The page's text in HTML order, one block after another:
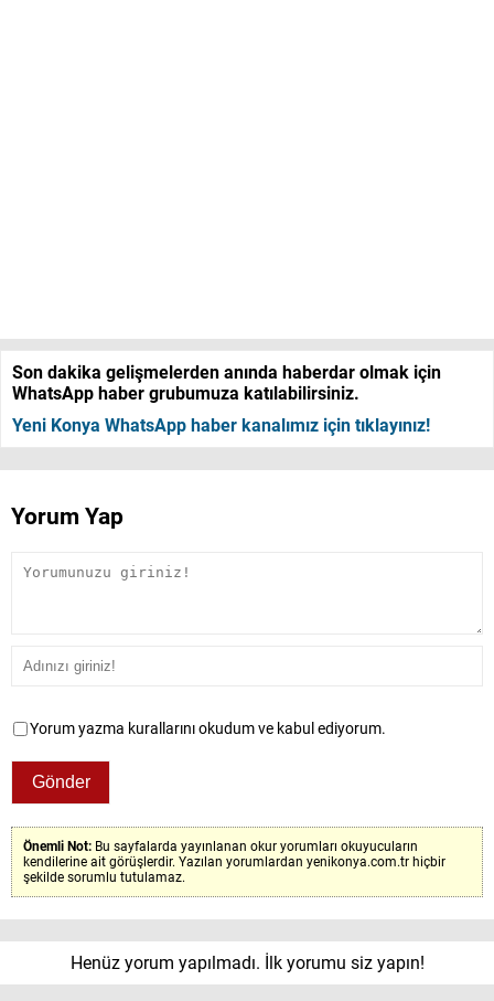
Son dakika gelişmelerden anında haberdar olmak için
WhatsApp haber grubumuza katılabilirsiniz.
Yeni Konya WhatsApp haber kanalımız için tıklayınız!
Yorum Yap
Yorum yazma kurallarını okudum ve kabul ediyorum.
Önemli Not: Bu sayfalarda yayınlanan okur yorumları okuyucuların
kendilerine ait görüşlerdir. Yazılan yorumlardan yenikonya.com.tr hiçbir
şekilde sorumlu tutulamaz.
Henüz yorum yapılmadı. İlk yorumu siz yapın!